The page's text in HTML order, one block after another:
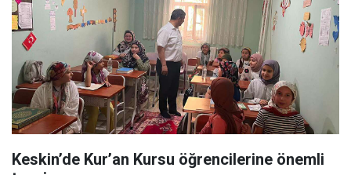
Keskin’de Kur’an Kursu öğrencilerine önemli